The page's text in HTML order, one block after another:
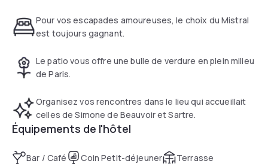
Simone de Beauvoir et Jean-Paul Sartre ( deux illustres
écrivains ) ont habité à l’Hôtel Mistral à plusieurs reprises
de leur inspiration, ils occupèrent des chambres séparées.
L’hôtel est cité à plusieurs reprises dans leurs ouvrages.
bibliothèque.
Pour vos escapades amoureuses, le choix du Mistral
est toujours gagnant.
Le patio vous offre une bulle de verdure en plein milieu
de Paris.
Organisez vos rencontres dans le lieu qui accueillait
celles de Simone de Beauvoir et Sartre.
Équipements de l'hôtel
Bar / Café Coin Petit-déjeuner
Terrasse